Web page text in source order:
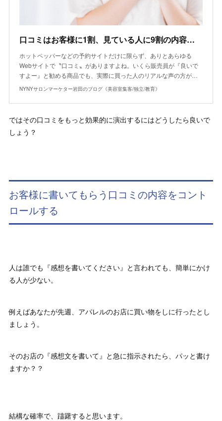
口コミはお客様に1割、見ている人に9割の内容で返信する美容室集客
ホットペッパーなどの予約サイトだけに限らず、ありとあらゆる
Webサイトで〝口コミ〟がありますよね。いくら販売員が『良いで
すよー』と勧める商品でも、実際に買った人のリアルな声の方が…
NYNYサロンマーケター岩田のブログ《美容室集客/独立/教育》
ではその口コミをもっと効果的に演出するにはどうしたら良いで
しょう？
お客様に書いてもらう口コミの内容をコント
ロールする
人は誰でも『感想を書いてください』と言われても、簡単にかけ
る人が少ない。
例えばあなたが先週、アパレルのお店に買い物をしに行ったとし
ましょう。
そのお店の『感想文を書いて』と急に指示されたら、パッと書け
ますか？？
結構な確率で、躊躇すると思います。